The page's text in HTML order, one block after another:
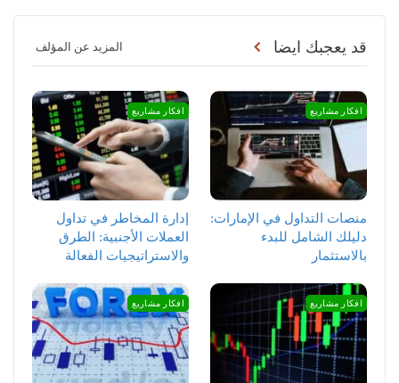
قد يعجبك ايضا المزيد عن المؤلف
افكار مشاريع
منصات التداول في الإمارات:
دليلك الشامل للبدء
بالاستثمار
افكار مشاريع
إدارة المخاطر في تداول
العملات الأجنبية: الطرق
والاستراتيجيات الفعالة
افكار مشاريع افكار مشاريع